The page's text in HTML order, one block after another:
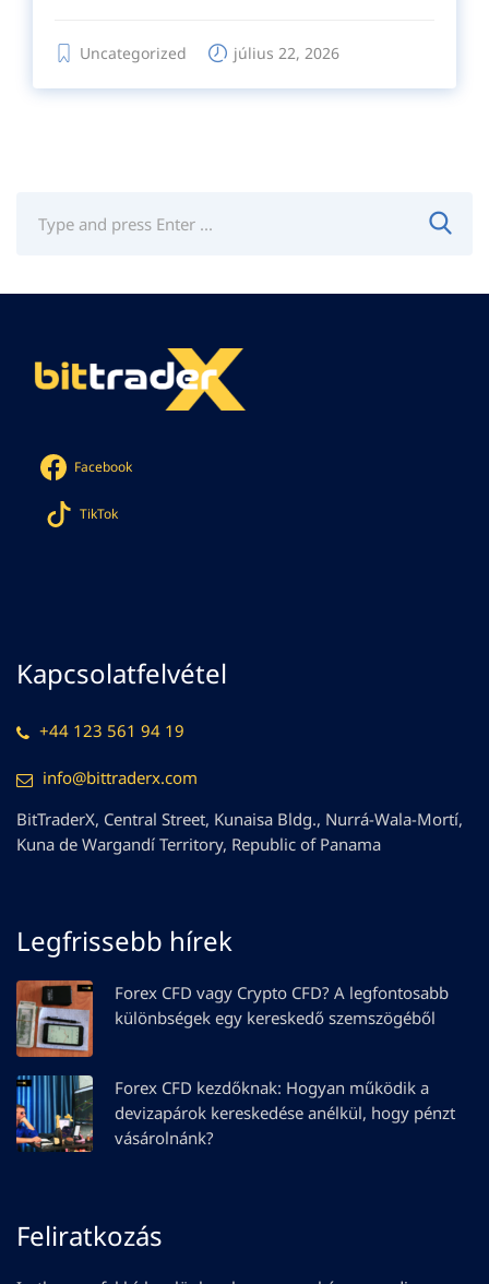
Uncategorized július 22, 2026
Facebook
TikTok
Kapcsolatfelvétel
+44 123 561 94 19
info@bittraderx.com
BitTraderX, Central Street, Kunaisa Bldg., Nurrá-Wala-Mortí,
Kuna de Wargandí Territory, Republic of Panama
Legfrissebb hírek
Forex CFD vagy Crypto CFD? A legfontosabb
különbségek egy kereskedő szemszögéből
Forex CFD kezdőknak: Hogyan működik a
devizapárok kereskedése anélkül, hogy pénzt
vásárolnánk?
Feliratkozás